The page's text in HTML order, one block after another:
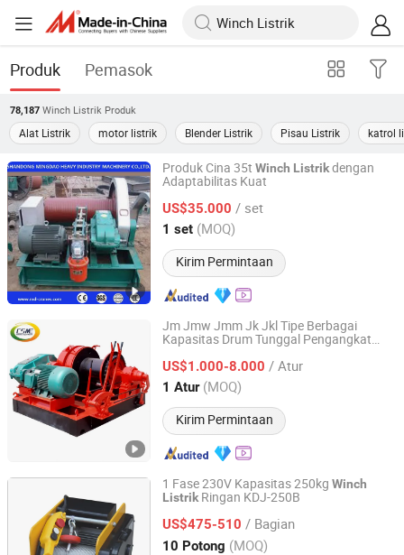
Produk Pemasok
78,187 Winch Listrik Produk
Alat Listrik motor listrik Blender Listrik Pisau Listrik katrol
Produk Cina 35t Winch Listrikdengan
Adaptabilitas Kuat
US$35.000 / set
1 set (MOQ)
Kirim Permintaan
Shandong Mingdao Heavy Industry Machinery Co., Ltd.
Shandong, China Harga mulai 2019
Jm Jmw Jmm Jk Jkl Tipe Berbagai
Kapasitas Drum Tunggal Pengangkat
Pengangkat
US$1.000-8.000 / Atur
1 Atur (MOQ)
Kirim Permintaan
Changsha Mining Equipment Co., Ltd.
Hunan, China Harga mulai 2019
1 Fase 230V Kapasitas 250kg Winch
ListrikRingan KDJ-250B
US$475-510 / Bagian
10 Potong (MOQ)
Zhejiang Kaixun Mechanical and Electrical Co., Ltd.
Zhejiang, China Harga mulai 2007